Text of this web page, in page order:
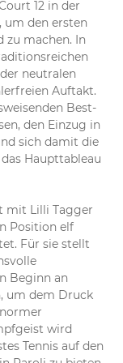
und sichert
kann
ab dem 30:30
mit 1:0 in
12 in der
um den ersten
machen. In
neutralen
Auftakt.
Best-
den Einzug in
sich damit die
Haupttableau
mit Lilli Tagger
Position elf
Für sie stellt
Beginn an
um dem Druck
wird
Tennis auf den